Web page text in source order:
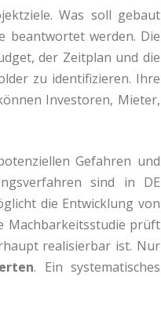
Was soll gebaut
beantwortet werden. Die
der Zeitplan und die
zu identifizieren. Ihre
Investoren, Mieter,
Gefahren und
sind in DE
die Entwicklung von
Machbarkeitsstudie prüft
realisierbar ist. Nur
. Ein systematisches